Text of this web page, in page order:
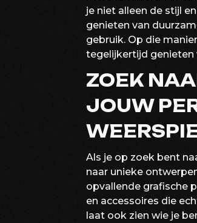
je niet alleen de stijl
genieten van
gebruik. Op die
tegelijkertijd genieten
ZOEK
JOUW
Als je op zoek bent
naar unieke
opvallende grafische
en accessoires die
laat ook zien wie je